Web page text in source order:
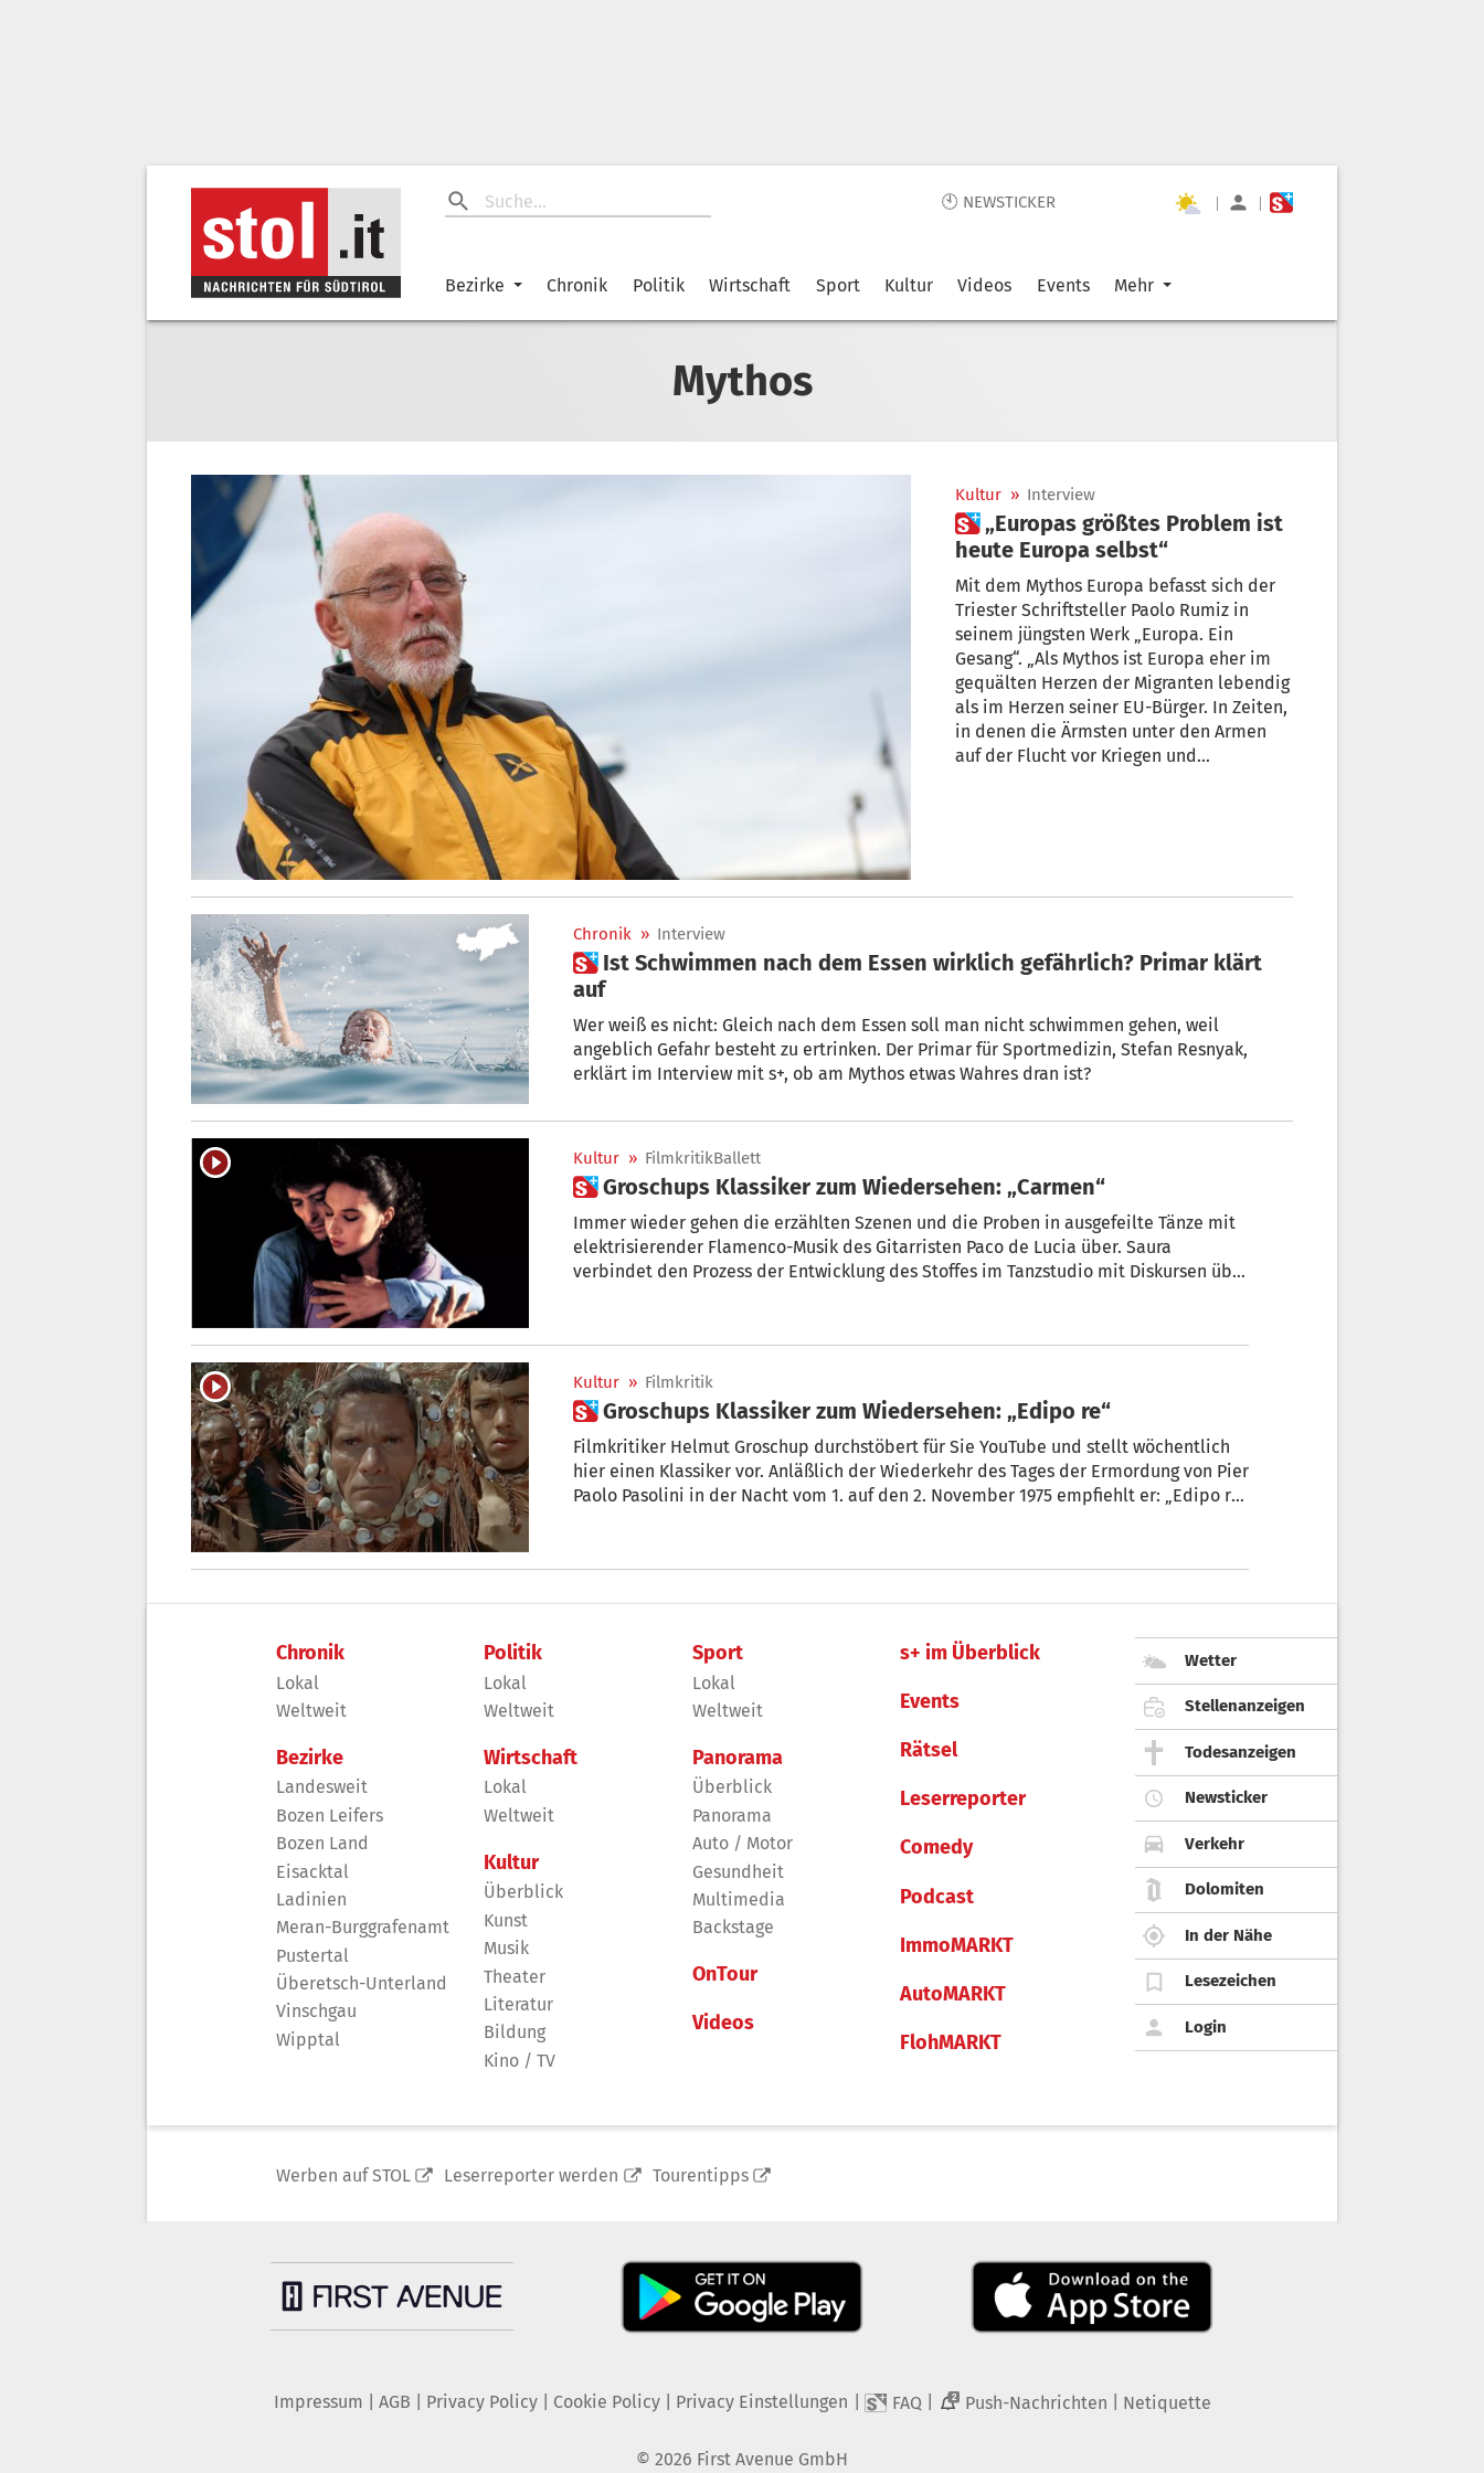
🕙 NEWSTICKER | |
Bezirke Chronik Politik Wirtschaft Sport Kultur Videos Events Mehr
Mythos
Kultur » Interview
 „Europas größtes Problem ist
heute Europa selbst“
Mit dem Mythos Europa befasst sich der
Triester Schriftsteller Paolo Rumiz in
seinem jüngsten Werk „Europa. Ein
Gesang“. „Als Mythos ist Europa eher im
gequälten Herzen der Migranten lebendig
als im Herzen seiner EU-Bürger. In Zeiten,
in denen die Ärmsten unter den Armen
auf der Flucht vor Kriegen und
Chronik » Interview
 Ist Schwimmen nach dem Essen wirklich gefährlich? Primar klärt
auf
Wer weiß es nicht: Gleich nach dem Essen soll man nicht schwimmen gehen, weil
angeblich Gefahr besteht zu ertrinken. Der Primar für Sportmedizin, Stefan Resnyak,
erklärt im Interview mit s+, ob am Mythos etwas Wahres dran ist?
Kultur » FilmkritikBallett
 Groschups Klassiker zum Wiedersehen: „Carmen“
Immer wieder gehen die erzählten Szenen und die Proben in ausgefeilte Tänze mit
elektrisierender Flamenco-Musik des Gitarristen Paco de Lucia über. Saura
verbindet den Prozess der Entwicklung des Stoffes im Tanzstudio mit Diskursen über
Kultur » Filmkritik
 Groschups Klassiker zum Wiedersehen: „Edipo re“
Filmkritiker Helmut Groschup durchstöbert für Sie YouTube und stellt wöchentlich
hier einen Klassiker vor. Anläßlich der Wiederkehr des Tages der Ermordung von Pier
Paolo Pasolini in der Nacht vom 1. auf den 2. November 1975 empfiehlt er: „Edipo re“
Chronik
Lokal
Weltweit
Bezirke
Landesweit
Bozen Leifers
Bozen Land
Eisacktal
Ladinien
Meran-Burggrafenamt
Pustertal
Überetsch-Unterland
Vinschgau
Wipptal
Politik
Lokal
Weltweit
Wirtschaft
Lokal
Weltweit
Kultur
Überblick
Kunst
Musik
Theater
Literatur
Bildung
Kino / TV
Sport
Lokal
Weltweit
Panorama
Überblick
Panorama
Auto / Motor
Gesundheit
Multimedia
Backstage
OnTour
Videos
s+ im Überblick
Events
Rätsel
Leserreporter
Comedy
Podcast
ImmoMARKT
AutoMARKT
FlohMARKT
Wetter
Stellenanzeigen
Todesanzeigen
Newsticker
Verkehr
Dolomiten
In der Nähe
Lesezeichen
Login
Werben auf STOL Leserreporter werden Tourentipps
Impressum AGB Privacy Policy| Cookie Policy| Privacy Einstellungen FAQ 2 Push-Nachrichten Netiquette
© 2026 First Avenue GmbH